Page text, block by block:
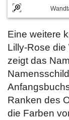
Eine weitere
Lilly-Rose
zeigt das
Ranken des
die Farben